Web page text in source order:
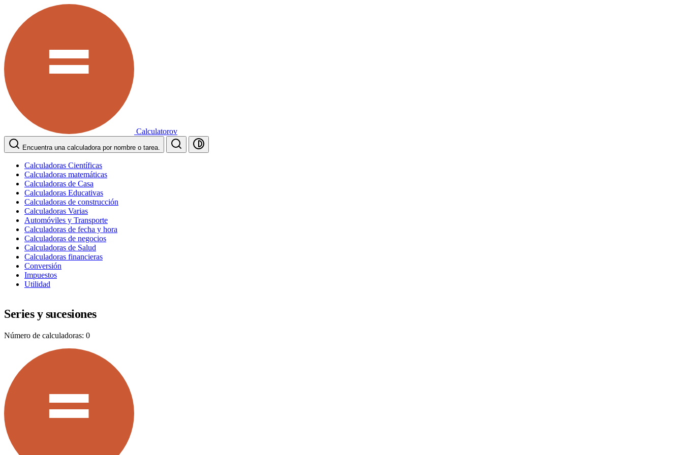
Calculatorov
Encuentra una calculadora por nombre o tarea.
Calculadoras Científicas
Calculadoras matemáticas
Calculadoras de Casa
Calculadoras Educativas
Calculadoras de construcción
Calculadoras Varias
Automóviles y Transporte
Calculadoras de fecha y hora
Calculadoras de negocios
Calculadoras de Salud
Calculadoras financieras
Conversión
Impuestos
Utilidad
Series y sucesiones
Número de calculadoras: 0